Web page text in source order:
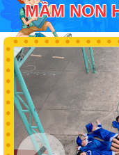
MẦM NON